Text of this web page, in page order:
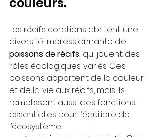
Les récifs coralliens abritent une
diversité impressionnante de
poissons de récifs, qui jouent des
rôles écologiques variés. Ces
poissons apportent de la couleur
et de la vie aux récifs, mais ils
remplissent aussi des fonctions
essentielles pour l’équilibre de
l’écosystème.